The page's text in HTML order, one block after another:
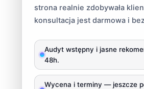
strona realnie zdobywała
konsultacja jest darmowa i
Audyt wstępny i jasne
48h.
Wycena i terminy — jeszcze